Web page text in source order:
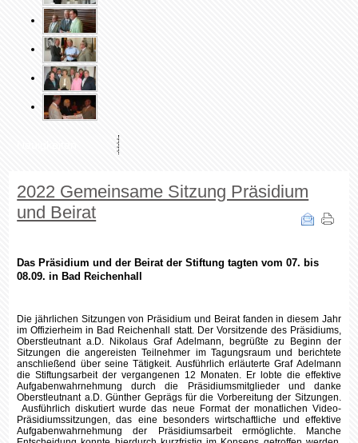
2022 Gemeinsame Sitzung Präsidium
und Beirat
Das Präsidium und der Beirat der Stiftung tagten vom 07. bis
08.09. in Bad Reichenhall
Die jährlichen Sitzungen von Präsidium und Beirat fanden in diesem Jahr
im Offizierheim in Bad Reichenhall statt. Der Vorsitzende des Präsidiums,
Oberstleutnant a.D. Nikolaus Graf Adelmann, begrüßte zu Beginn der
Sitzungen die angereisten Teilnehmer im Tagungsraum und berichtete
anschließend über seine Tätigkeit. Ausführlich erläuterte Graf Adelmann
die Stiftungsarbeit der vergangenen 12 Monaten. Er lobte die effektive
Aufgabenwahrnehmung durch die Präsidiumsmitglieder und danke
Oberstleutnant a.D. Günther Geprägs für die Vorbereitung der Sitzungen.
Ausführlich diskutiert wurde das neue Format der monatlichen Video-
Präsidiumssitzungen, das eine besonders wirtschaftliche und effektive
Aufgabenwahrnehmung der Präsidiumsarbeit ermöglichte. Manche